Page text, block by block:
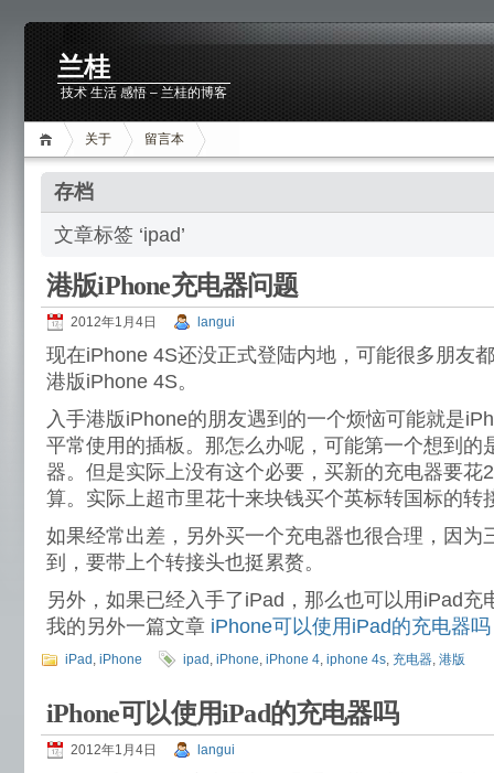
兰桂
技术 生活 感悟 – 兰桂的博客
关于 留言本
存档
文章标签 ‘ipad’
港版iPhone充电器问题
2012年1月4日 langui
现在iPhone 4S还没正式登陆内地，可能很多朋友
港版iPhone 4S。
入手港版iPhone的朋友遇到的一个烦恼可能就是
平常使用的插板。那怎么办呢，可能第一个想到的
器。但是实际上没有这个必要，买新的充电器要花
算。实际上超市里花十来块钱买个英标转国标的转
如果经常出差，另外买一个充电器也很合理，因为
到，要带上个转接头也挺累赘。
另外，如果已经入手了iPad，那么也可以用iPad充
我的另外一篇文章 iPhone可以使用iPad的充电器吗
iPad , iPhone ipad , iPhone, iPhone 4, iphone 4s, 充电器, 港版
iPhone可以使用iPad的充电器吗
2012年1月4日 langui